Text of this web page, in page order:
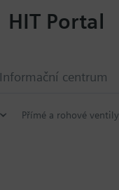
Informační centrum
HIT Portal
Přímé a rohové